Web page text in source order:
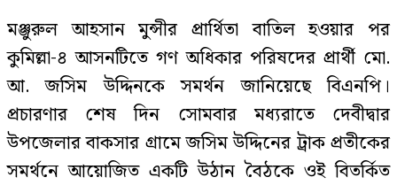
মঞ্জুরুল আহসান মুন্সীর প্রার্থিতা বাতিল হওয়ার পর
কুমিল্লা-৪ আসনটিতে গণ অধিকার পরিষদের প্রার্থী মো.
আ. জসিম উদ্দিনকে সমর্থন জানিয়েছে বিএনপি।
প্রচারণার শেষ দিন সোমবার মধ্যরাতে দেবীদ্বার
উপজেলার বাকসার গ্রামে জসিম উদ্দিনের ট্রাক প্রতীকের
সমর্থনে আয়োজিত একটি উঠান বৈঠকে ওই বিতর্কিত